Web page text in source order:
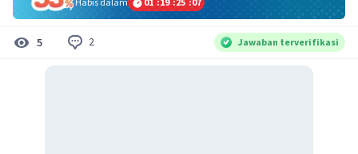
5 2 Jawaban terverifikasi